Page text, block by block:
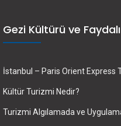
Gezi Kültürü ve
İstanbul – Paris Orient Express
Kültür Turizmi Nedir?
Turizmi Algılamada ve